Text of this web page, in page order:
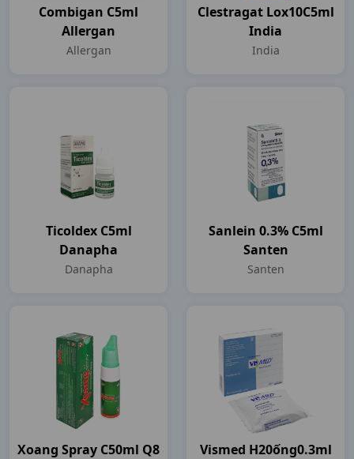
Combigan C5ml
Allergan
Allergan
Clestragat Lox10C5ml
India
India
Ticoldex C5ml
Danapha
Danapha
Sanlein 0.3% C5ml
Santen
Santen
Xoang Spray C50ml Q8
Vismed H20ống0.3ml